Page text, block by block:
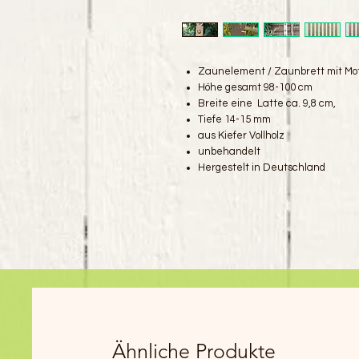
Zaunelement / Zaunbrett mit
Höhe gesamt 98-100 cm
Breite eine Latte ca. 9,8 cm,
Tiefe 14-15 mm
aus Kiefer Vollholz
unbehandelt
Hergestelt in Deutschland
Ähnliche Produkte